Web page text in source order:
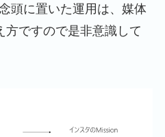
頭に置いた運用は、媒体
方ですので是非意識して